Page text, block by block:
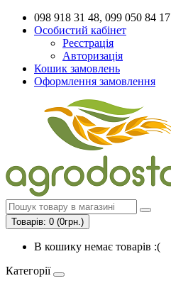
098 918 31 48, 099 050 84 17
Особистий кабінет
Реєстрація
Авторизація
Кошик замовлень
Оформлення замовлення
Товарів: 0 (0грн.)
В кошику немає товарів :(
Категорії